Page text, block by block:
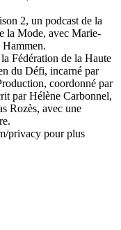
2, un podcast de la
la Mode, avec Marie-
Fédération de la Haute
du Défi, incarné par
coordonné par
par Hélène Carbonnel,
Rozès, avec une
privacy pour plus